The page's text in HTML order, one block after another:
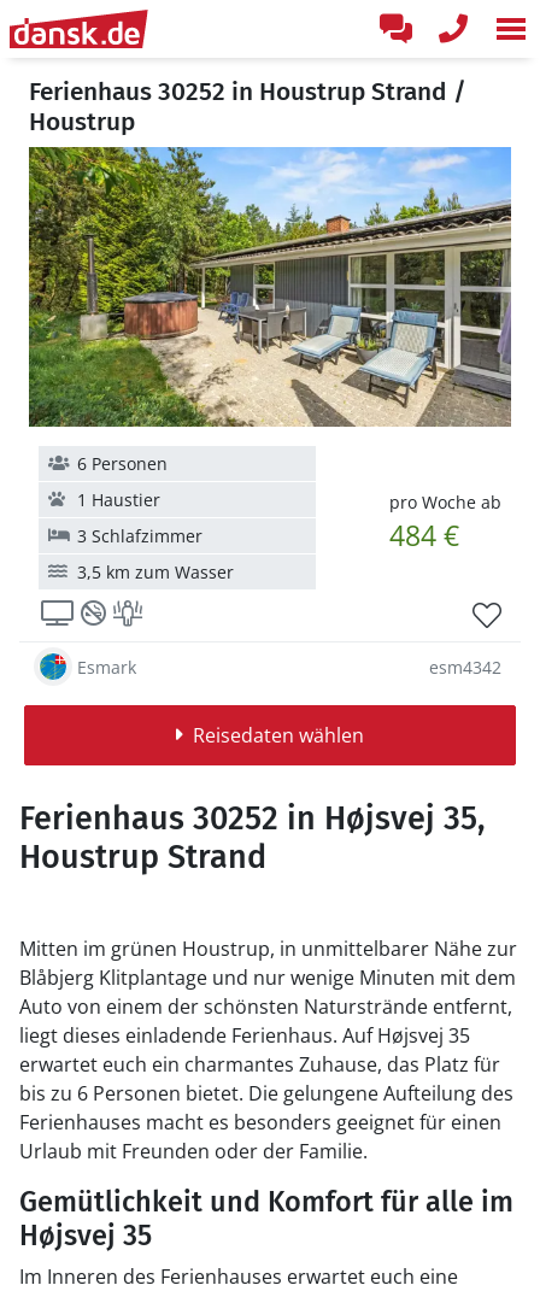
Ferienhaus 30252 in Houstrup Strand /
Houstrup
pro Woche ab
484 €
6 Personen
1 Haustier
3 Schlafzimmer
3,5 km zum Wasser
Esmark esm4342
Reisedaten wählen
Ferienhaus 30252 in Højsvej 35,
Houstrup Strand
Mitten im grünen Houstrup, in unmittelbarer Nähe zur
Blåbjerg Klitplantage und nur wenige Minuten mit dem
Auto von einem der schönsten Naturstrände entfernt,
liegt dieses einladende Ferienhaus. Auf Højsvej 35
erwartet euch ein charmantes Zuhause, das Platz für
bis zu 6 Personen bietet. Die gelungene Aufteilung des
Ferienhauses macht es besonders geeignet für einen
Urlaub mit Freunden oder der Familie.
Gemütlichkeit und Komfort für alle im
Højsvej 35
Im Inneren des Ferienhauses erwartet euch eine